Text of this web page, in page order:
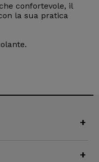
confortevole, il
la sua pratica
+
+